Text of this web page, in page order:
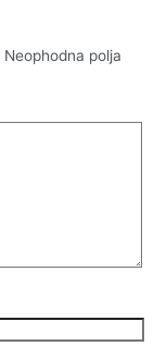
Neophodna polja